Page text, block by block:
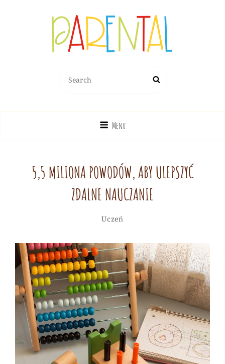
Dziecko, Rodzina, Wychowanie
for:
Menu
5,5 MILIONA POWODÓW, ABY ULEPSZYĆ
ZDALNE NAUCZANIE
Categories
Uczeń
comment
on
5,5
miliona
powodów,
aby
ulepszyć
zdalne
nauczanie